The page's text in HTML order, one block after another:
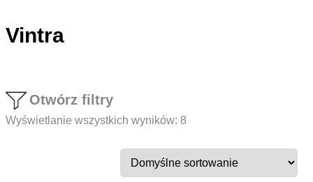
Vintra
Otwórz filtry
Wyświetlanie wszystkich wyników: 8